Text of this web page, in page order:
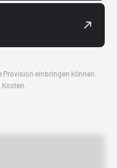
Provision einbringen können.
Kosten.